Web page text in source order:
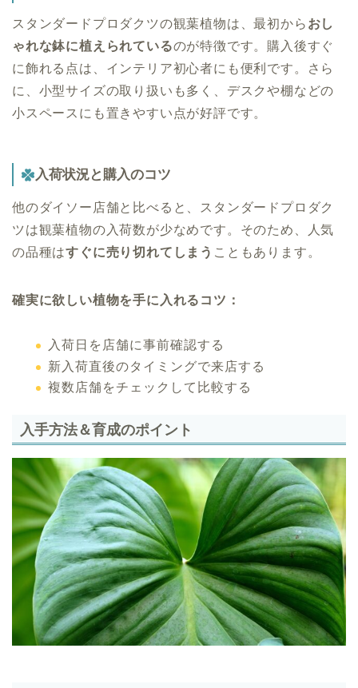
スタンダードプロダクツの観葉植物は、最初から おし
ゃれな鉢に植えられているのが特徴です。購入後すぐ
に飾れる点は、インテリア初心者にも便利です。さら
に、小型サイズの取り扱いも多く、デスクや棚などの
小スペースにも置きやすい点が好評です。
入荷状況と購入のコツ
他のダイソー店舗と比べると、スタンダードプロダク
ツは観葉植物の入荷数が少なめです。そのため、人気
の品種はすぐに売り切れてしまう こともあります。
確実に欲しい植物を手に入れるコツ：
入荷日を店舗に事前確認する
新入荷直後のタイミングで来店する
複数店舗をチェックして比較する
入手方法＆育成のポイント